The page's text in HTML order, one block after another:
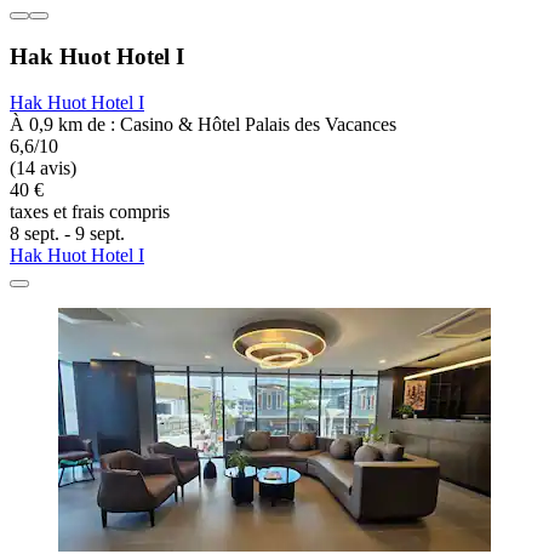
Hak Huot Hotel I
Hak Huot Hotel I
À 0,9 km de : Casino & Hôtel Palais des Vacances
6,6/10
(14 avis)
40 €
taxes et frais compris
8 sept. - 9 sept.
Hak Huot Hotel I